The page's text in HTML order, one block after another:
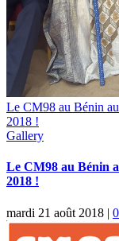
Le CM98 au Bénin
2018 !
Gallery
Le CM98 au Bénin
2018 !
mardi 21 août 2018 |